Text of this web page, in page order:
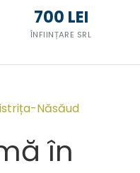
700 LEI
ÎNFIINȚARE SRL
Năsăud
în